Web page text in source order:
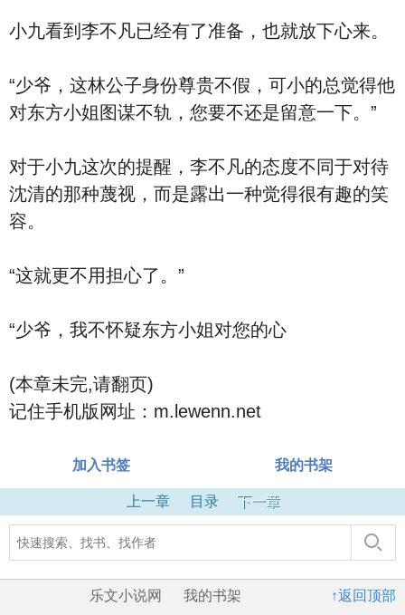
小九看到李不凡已经有了准备，也就放下心来。
“少爷，这林公子身份尊贵不假，可小的总觉得他
对东方小姐图谋不轨，您要不还是留意一下。”
对于小九这次的提醒，李不凡的态度不同于对待
沈清的那种蔑视，而是露出一种觉得很有趣的笑
容。
“这就更不用担心了。”
“少爷，我不怀疑东方小姐对您的心
(本章未完,请翻页)
记住手机版网址：m.lewenn.net
加入书签 我的书架
上一章 目录 下一章
↑返回顶部
乐文小说网 我的书架